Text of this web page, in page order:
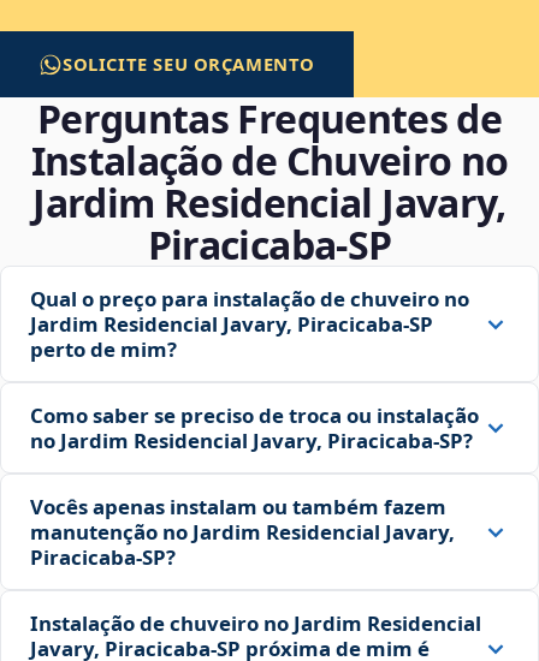
SOLICITE SEU ORÇAMENTO
Perguntas Frequentes de
Instalação de Chuveiro no
Jardim Residencial Javary,
Piracicaba‑SP
Qual o preço para instalação de chuveiro no
Jardim Residencial Javary, Piracicaba‑SP
perto de mim?
Como saber se preciso de troca ou instalação
no Jardim Residencial Javary, Piracicaba‑SP?
Vocês apenas instalam ou também fazem
manutenção no Jardim Residencial Javary,
Piracicaba‑SP?
Instalação de chuveiro no Jardim Residencial
Javary, Piracicaba‑SP próxima de mim é